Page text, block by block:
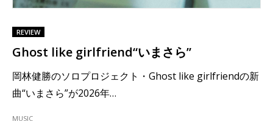
REVIEW
Ghost like girlfriend“いまさら”
岡林健勝のソロプロジェクト・Ghost like girlfriendの新
曲“いまさら”が2026年…
MUSIC